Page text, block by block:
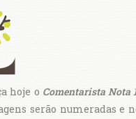
hoje o ComentaristaNota
serão numeradas e